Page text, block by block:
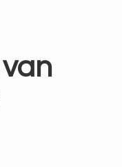
van